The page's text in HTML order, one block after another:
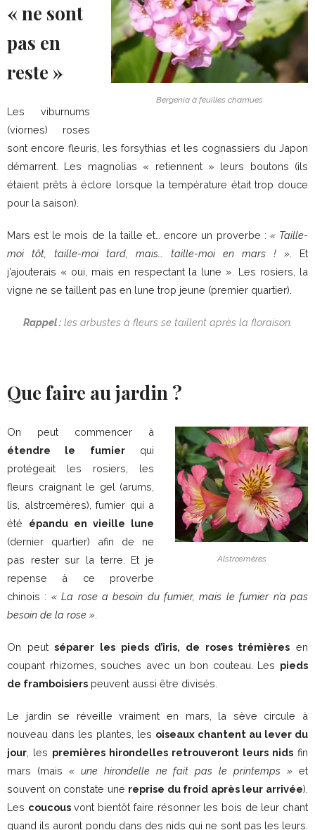
Bergenia à feuilles charnues
« ne sont
pas en
reste »
Les viburnums
(viornes) roses
sont encore fleuris, les forsythias et les cognassiers du Japon
démarrent. Les magnolias « retiennent » leurs boutons (ils
étaient prêts à éclore lorsque la température était trop douce
pour la saison).
Mars est le mois de la taille et… encore un proverbe : « Taille-
moi tôt, taille-moi tard, mais… taille-moi en mars ! ». Et
j’ajouterais « oui, mais en respectant la lune ». Les rosiers, la
vigne ne se taillent pas en lune trop jeune (premier quartier).
Rappel : les arbustes à fleurs se taillent après la floraison.
Que faire au jardin ?
Alstrœmères
On peut commencer à
étendre le fumierqui
protégeait les rosiers, les
fleurs craignant le gel (arums,
lis, alstrœmères), fumier qui a
été épandu en vieille lune
(dernier quartier) afin de ne
pas rester sur la terre. Et je
repense à ce proverbe
chinois : « La rose a besoin du fumier, mais le fumier n’a pas
besoin de la rose ».
On peutséparer les pieds d’iris, de roses trémières en
coupant rhizomes, souches avec un bon couteau. Les pieds
de framboisiers peuvent aussi être divisés.
Le jardin se réveille vraiment en mars, la sève circule à
nouveau dans les plantes, les oiseaux chantent au lever du
jour, les premières hirondelles retrouveront leurs nids fin
mars (mais « une hirondelle ne fait pas le printemps » et
souvent on constate une reprise du froid après leur arrivée).
Les coucousvont bientôt faire résonner les bois de leur chant
quand ils auront pondu dans des nids qui ne sont pas les leurs.